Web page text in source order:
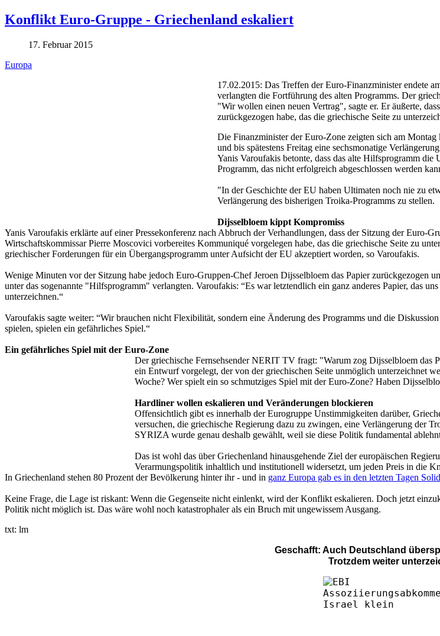
Konflikt Euro-Gruppe - Griechenland eskaliert
17. Februar 2015
Europa
17.02.2015: Das Treffen der Euro-Finanzminister endete
verlangten die Fortführung des alten Programms. Der
"Wir wollen einen neuen Vertrag", sagte er. Er äußerte,
zurückgezogen habe, das die griechische Seite zu
Die Finanzminister der Euro-Zone zeigten sich am
und bis spätestens Freitag eine sechsmonatige
Yanis Varoufakis betonte, dass das alte Hilfsprogramm
Programm, das nicht erfolgreich abgeschlossen werden
"In der Geschichte der EU haben Ultimaten noch nie zu
Verlängerung des bisherigen Troika-Programms zu stellen.
Dijsselbloem kippt Kompromiss
Yanis Varoufakis erklärte auf einer Pressekonferenz nach Abbruch der Verhandlungen, dass der Sitzung der
Wirtschaftskommissar Pierre Moscovici vorbereites Kommuniqué vorgelegen habe, das die griechische Seite zu
griechischer Forderungen für ein Übergangsprogramm unter Aufsicht der EU akzeptiert worden, so Varoufakis.
Wenige Minuten vor der Sitzung habe jedoch Euro-Gruppen-Chef Jeroen Dijsselbloem das Papier zurückgezogen
unter das sogenannte "Hilfsprogramm" verlangten. Varoufakis: “Es war letztendlich ein ganz anderes Papier, das
unterzeichnen.“
Varoufakis sagte weiter: “Wir brauchen nicht Flexibilität, sondern eine Änderung des Programms und die
spielen, spielen ein gefährliches Spiel.“
Ein gefährliches Spiel mit der Euro-Zone
Der griechische Fernsehsender NERIT TV fragt: "Warum zog Dijsselbloem
ein Entwurf vorgelegt, der von der griechischen Seite unmöglich unterzeichnet
Woche? Wer spielt ein so schmutziges Spiel mit der Euro-Zone? Haben
Hardliner wollen eskalieren und Veränderungen blockieren
Offensichtlich gibt es innerhalb der Eurogruppe Unstimmigkeiten darüber,
versuchen, die griechische Regierung dazu zu zwingen, eine Verlängerung der
SYRIZA wurde genau deshalb gewählt, weil sie diese Politik fundamental
Das ist wohl das über Griechenland hinausgehende Ziel der europäischen
Verarmungspolitik inhaltlich und institutionell widersetzt, um jeden Preis in die
In Griechenland stehen 80 Prozent der Bevölkerung hinter ihr - und in ganz Europa gab es in den letzten Tagen
Keine Frage, die Lage ist riskant: Wenn die Gegenseite nicht einlenkt, wird der Konflikt eskalieren. Doch jetzt
Politik nicht möglich ist. Das wäre wohl noch katastrophaler als ein Bruch mit ungewissem Ausgang.
txt: lm
Geschafft: Auch Deutschland
Trotzdem weiter